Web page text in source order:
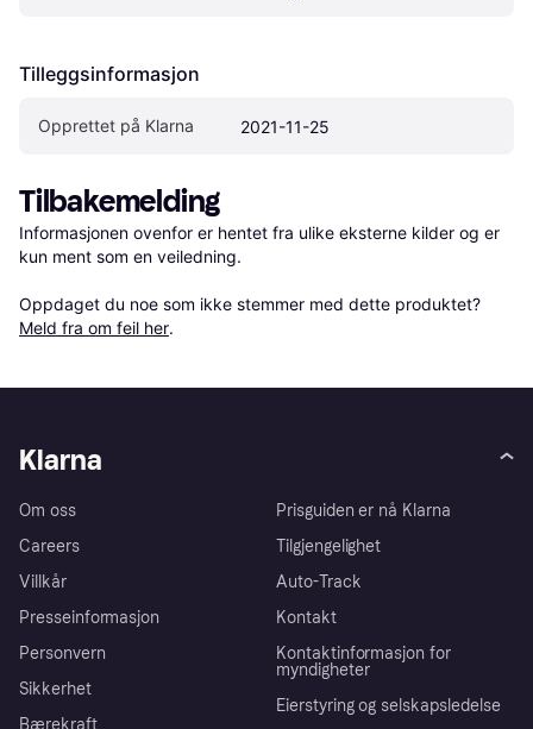
Tilleggsinformasjon
Opprettet på Klarna 2021-11-25
Tilbakemelding
Informasjonen ovenfor er hentet fra ulike eksterne kilder og er
kun ment som en veiledning.
Oppdaget du noe som ikke stemmer med dette produktet?
Meld fra om feil her.
Klarna
Om oss
Careers
Villkår
Presseinformasjon
Personvern
Sikkerhet
Bærekraft
Prisguiden er nå Klarna
Tilgjengelighet
Auto-Track
Kontakt
Kontaktinformasjon for
myndigheter
Eierstyring og selskapsledelse